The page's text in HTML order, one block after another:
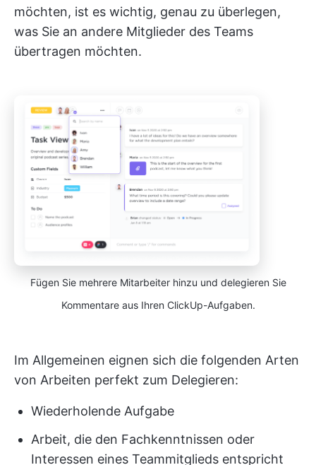
möchten, ist es wichtig, genau zu überlegen,
was Sie an andere Mitglieder des Teams
übertragen möchten.
Fügen Sie mehrere Mitarbeiter hinzu und delegieren Sie
Kommentare aus Ihren ClickUp-Aufgaben.
Im Allgemeinen eignen sich die folgenden Arten
von Arbeiten perfekt zum Delegieren:
Wiederholende Aufgabe
Arbeit, die den Fachkenntnissen oder
Interessen eines Teammitglieds entspricht